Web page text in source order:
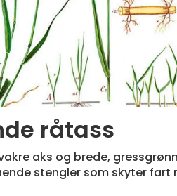
råtass
aks og brede,
stengler som skyter fart